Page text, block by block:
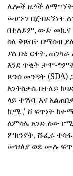
ሌሎች ዜጎች ለማግኘት
መሆኑን በጀብደኝነት
በተለይም, ውድ መኪና
ስለ ቅጽበት በማሰብ
ያለ በቂ ርቀት,
እንደ ጥቂት ታሞ-ግምት
ጽንሰ መንዳት (SDA)
እንቅስቃሴ በተለይ
ላይ ተገነባ, እና
ኪሜ / ሸ ፍጥነት
ለምሳሌ አንድ ሰው
ምክንያት, ሹፌሩ
መዝለያ ወደ ሙሉ